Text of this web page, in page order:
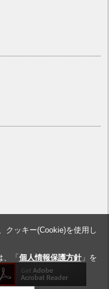
クッキー(Cookie)を使用し
「 個人情報保護方針」を